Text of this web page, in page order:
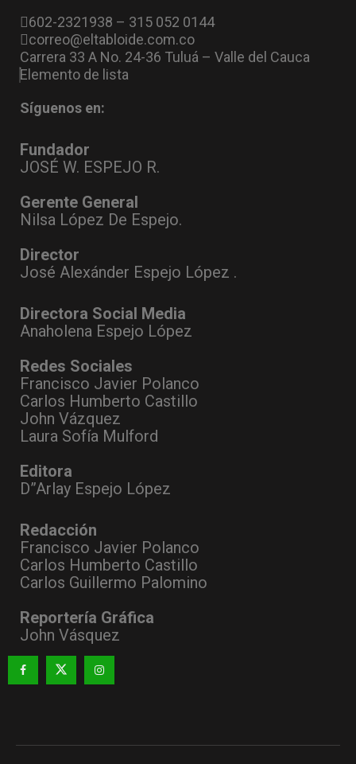
602-2321938 – 315 052 0144
correo@eltabloide.com.co
Carrera 33 A No. 24-36 Tuluá – Valle del Cauca
Elemento de lista
Síguenos en:
Fundador
JOSÉ W. ESPEJO R.
Gerente General
Nilsa López De Espejo.
Director
José Alexánder Espejo López .
Directora Social Media
Anaholena Espejo López
Redes Sociales
Francisco Javier Polanco
Carlos Humberto Castillo
John Vázquez
Laura Sofía Mulford
Editora
D”Arlay Espejo López
Redacción
Francisco Javier Polanco
Carlos Humberto Castillo
Carlos Guillermo Palomino
Reportería Gráfica
John Vásquez